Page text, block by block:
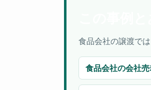
食品会社の譲渡で
食品会社の会社